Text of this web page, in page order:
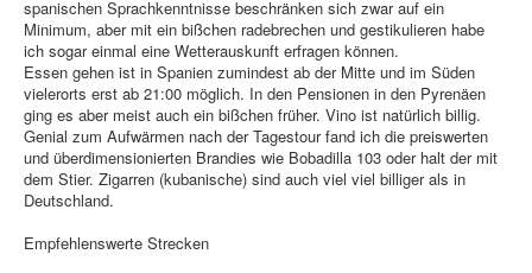
spanischen Sprachkenntnisse beschränken sich zwar auf ein
Minimum, aber mit ein bißchen radebrechen und gestikulieren habe
ich sogar einmal eine Wetterauskunft erfragen können.
Essen gehen ist in Spanien zumindest ab der Mitte und im Süden
vielerorts erst ab 21:00 möglich. In den Pensionen in den Pyrenäen
ging es aber meist auch ein bißchen früher. Vino ist natürlich billig.
Genial zum Aufwärmen nach der Tagestour fand ich die preiswerten
und überdimensionierten Brandies wie Bobadilla 103 oder halt der mit
dem Stier. Zigarren (kubanische) sind auch viel viel billiger als in
Deutschland.
Empfehlenswerte Strecken